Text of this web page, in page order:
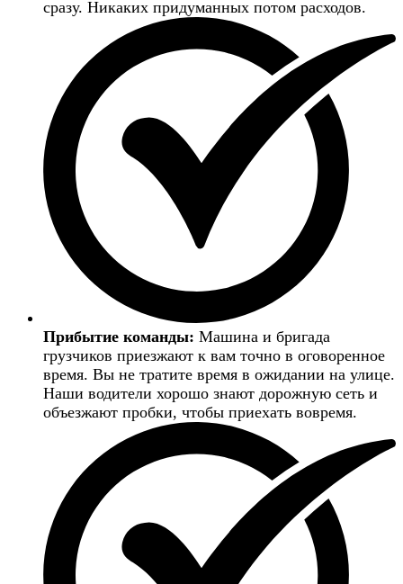
сразу. Никаких придуманных потом расходов.
Прибытие команды: Машина и бригада
грузчиков приезжают к вам точно в оговоренное
время. Вы не тратите время в ожидании на улице.
Наши водители хорошо знают дорожную сеть и
объезжают пробки, чтобы приехать вовремя.